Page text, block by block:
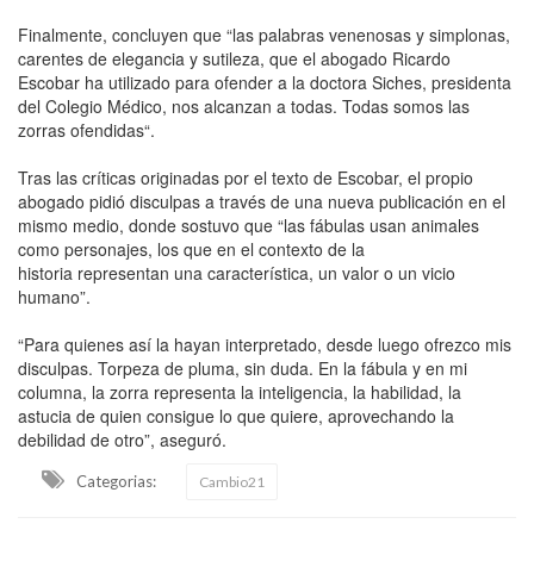
Finalmente, concluyen que “las palabras venenosas y simplonas,
carentes de elegancia y sutileza, que el abogado Ricardo
Escobar ha utilizado para ofender a la doctora Siches, presidenta
del Colegio Médico, nos alcanzan a todas. Todas somos las
zorras ofendidas“.
Tras las críticas originadas por el texto de Escobar, el propio
abogado pidió disculpas a través de una nueva publicación en el
mismo medio, donde sostuvo que “las fábulas usan animales
como personajes, los que en el contexto de la
historia representan una característica, un valor o un vicio
humano”.
“Para quienes así la hayan interpretado, desde luego ofrezco mis
disculpas. Torpeza de pluma, sin duda. En la fábula y en mi
columna, la zorra representa la inteligencia, la habilidad, la
astucia de quien consigue lo que quiere, aprovechando la
debilidad de otro”, aseguró.
Categorias: Cambio21